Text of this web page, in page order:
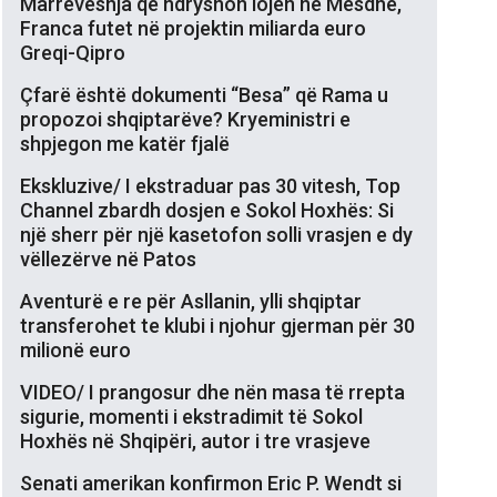
Franca futet në projektin miliarda euro
Greqi-Qipro
Çfarë është dokumenti “Besa” që Rama u
propozoi shqiptarëve? Kryeministri e
shpjegon me katër fjalë
Ekskluzive/ I ekstraduar pas 30 vitesh, Top
Channel zbardh dosjen e Sokol Hoxhës: Si
një sherr për një kasetofon solli vrasjen e dy
vëllezërve në Patos
Aventurë e re për Asllanin, ylli shqiptar
transferohet te klubi i njohur gjerman për 30
milionë euro
VIDEO/ I prangosur dhe nën masa të rrepta
sigurie, momenti i ekstradimit të Sokol
Hoxhës në Shqipëri, autor i tre vrasjeve
Senati amerikan konfirmon Eric P. Wendt si